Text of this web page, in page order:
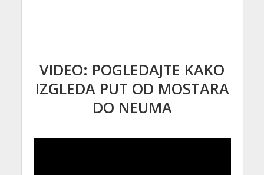
VIDEO: POGLEDAJTE KAKO
IZGLEDA PUT OD MOSTARA
DO NEUMA